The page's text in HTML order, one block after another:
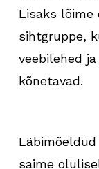
Lisaks lõime
sihtgruppe,
veebilehed
kõnetavad.
saime